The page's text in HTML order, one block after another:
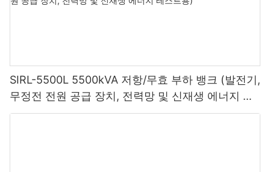
SIRL-5500L 5500kVA 저항/무효 부하 뱅크 (발전기,
무정전 전원 공급 장치, 전력망 및 신재생 에너지 테
스트용)